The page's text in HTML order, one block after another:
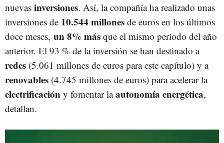
nuevas inversiones. Así, la compañía ha realizado unas
inversiones de 10.544 millones de euros en los últimos
doce meses, un 8% más que el mismo periodo del año
anterior. El 93 % de la inversión se han destinado a
redes (5.061 millones de euros para este capítulo) y a
renovables (4.745 millones de euros) para acelerar la
electrificación y fomentar laautonomía energética,
detallan.